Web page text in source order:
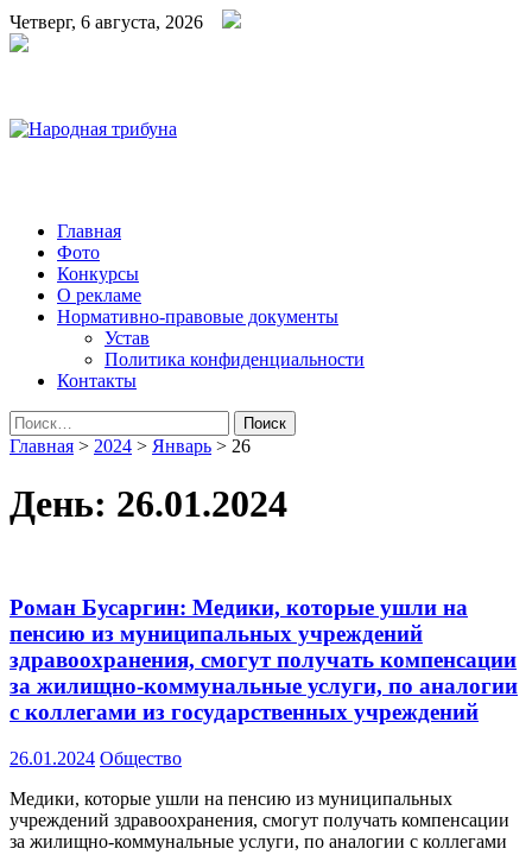
Четверг, 6 августа, 2026
Народная трибуна
Калининская районная газета
Главная
Фото
Конкурсы
О рекламе
Нормативно-правовые документы
Устав
Политика конфиденциальности
Контакты
Найти:
Главная > 2024 > Январь > 26
День: 26.01.2024
Роман Бусаргин: Медики, которые ушли на
пенсию из муниципальных учреждений
здравоохранения, смогут получать компенсации
за жилищно-коммунальные услуги, по аналогии
с коллегами из государственных учреждений
26.01.2024 Общество
Медики, которые ушли на пенсию из муниципальных
учреждений здравоохранения, смогут получать компенсации
за жилищно-коммунальные услуги, по аналогии с коллегами